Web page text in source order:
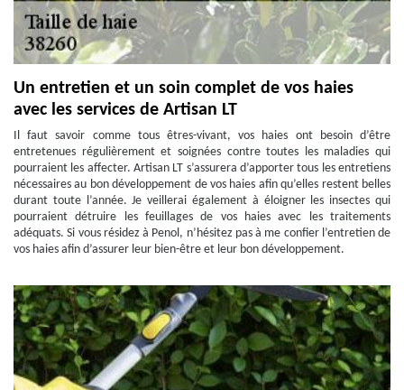
Un entretien et un soin complet de vos haies
avec les services de Artisan LT
Il faut savoir comme tous êtres-vivant, vos haies ont besoin d’être
entretenues régulièrement et soignées contre toutes les maladies qui
pourraient les affecter. Artisan LT s’assurera d’apporter tous les entretiens
nécessaires au bon développement de vos haies afin qu’elles restent belles
durant toute l’année. Je veillerai également à éloigner les insectes qui
pourraient détruire les feuillages de vos haies avec les traitements
adéquats. Si vous résidez à Penol, n’hésitez pas à me confier l’entretien de
vos haies afin d’assurer leur bien-être et leur bon développement.